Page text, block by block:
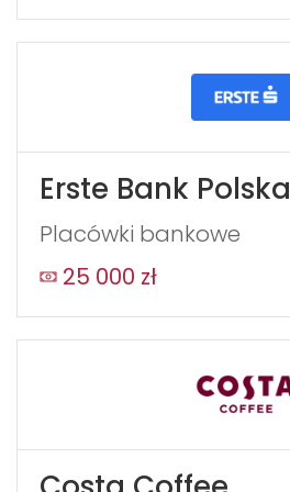
Erste Bank Polska
Placówki bankowe
25 000 zł